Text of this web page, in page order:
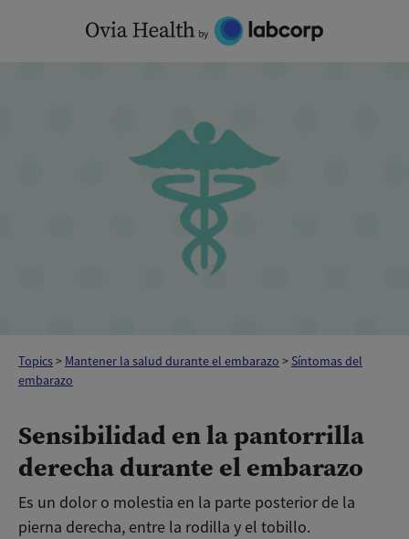
Topics> Mantener la salud durante el embarazo > Síntomas del
embarazo
Sensibilidad en la pantorrilla
derecha durante el embarazo
Es un dolor o molestia en la parte posterior de la
pierna derecha, entre la rodilla y el tobillo.